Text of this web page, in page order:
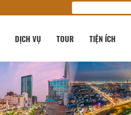
DỊCH VỤ TOUR TIỆN ÍCH